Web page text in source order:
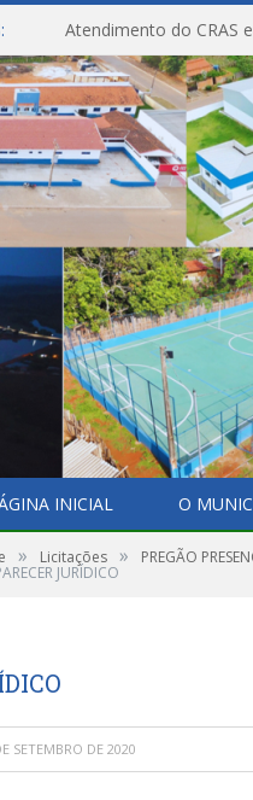
Atendimento do CRAS
INICIAL O
» Licitações » PREGÃO
JURÍDICO
SETEMBRO DE 2020